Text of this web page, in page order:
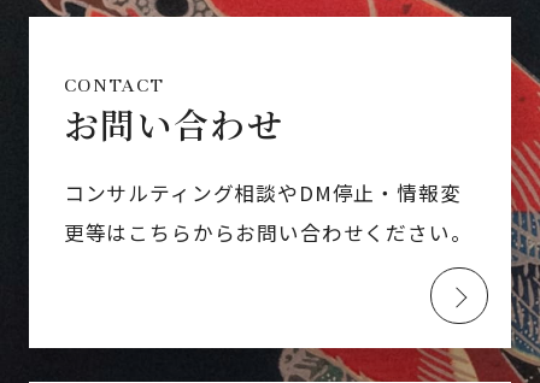
CONTACT
お問い合わせ
コンサルティング相談やDM停止・情報変
更等はこちらからお問い合わせください。